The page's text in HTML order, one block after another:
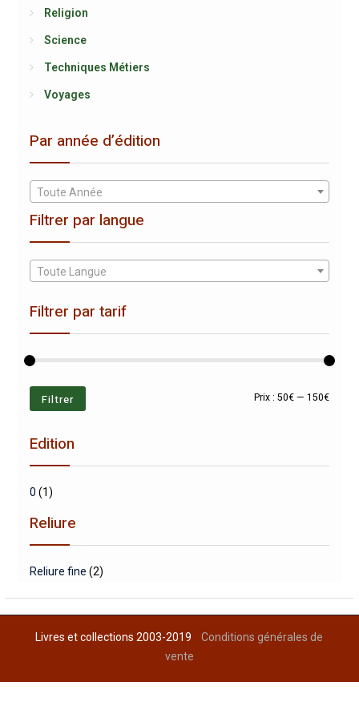
Religion
Science
Techniques Métiers
Voyages
Par année d’édition
Toute Année
Filtrer par langue
Toute Langue
Filtrer par tarif
Prix
Prix
Filtrer Prix :50€ —150€
Edition
0 (1)
Reliure
Reliure fine (2)
Livres et collections 2003-2019Conditions générales de
vente